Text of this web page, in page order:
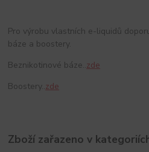
Pro výrobu vlastních e-liquidů
báze a boostery.
Beznikotinové báze..zde
Boostery..zde
Zboží zařazeno v